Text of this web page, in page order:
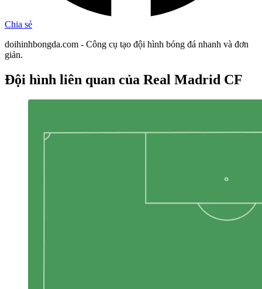
Chia sẻ
doihinhbongda.com - Công cụ tạo đội hình bóng đá nhanh và đơn
giản.
Đội hình liên quan của Real Madrid CF